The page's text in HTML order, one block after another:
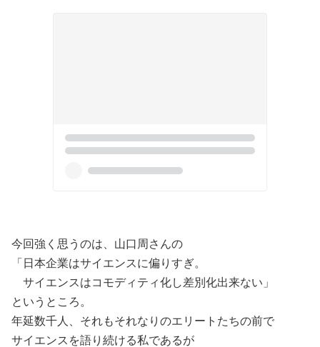
今回強く思うのは、山口周さんの
「日本企業はサイエンスに偏りすぎ。
サイエンスはコモディティ化し差別化出来ない」
というところ。
年延数千人、それもそれなりのエリートたちの前で
サイエンスを語り続ける私であるが